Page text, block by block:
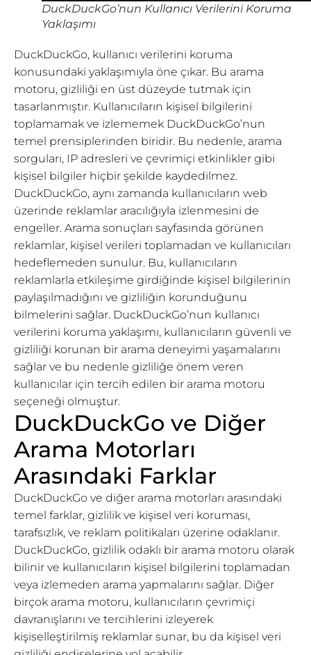
DuckDuckGo’nun Kullanıcı Verilerini Koruma
Yaklaşımı
DuckDuckGo, kullanıcı verilerini koruma
konusundaki yaklaşımıyla öne çıkar. Bu arama
motoru, gizliliği en üst düzeyde tutmak için
tasarlanmıştır. Kullanıcıların kişisel bilgilerini
toplamamak ve izlememek DuckDuckGo’nun
temel prensiplerinden biridir. Bu nedenle, arama
sorguları, IP adresleri ve çevrimiçi etkinlikler gibi
kişisel bilgiler hiçbir şekilde kaydedilmez.
DuckDuckGo, aynı zamanda kullanıcıların web
üzerinde reklamlar aracılığıyla izlenmesini de
engeller. Arama sonuçları sayfasında görünen
reklamlar, kişisel verileri toplamadan ve kullanıcıları
hedeflemeden sunulur. Bu, kullanıcıların
reklamlarla etkileşime girdiğinde kişisel bilgilerinin
paylaşılmadığını ve gizliliğin korunduğunu
bilmelerini sağlar. DuckDuckGo’nun kullanıcı
verilerini koruma yaklaşımı, kullanıcıların güvenli ve
gizliliği korunan bir arama deneyimi yaşamalarını
sağlar ve bu nedenle gizliliğe önem veren
kullanıcılar için tercih edilen bir arama motoru
seçeneği olmuştur.
DuckDuckGo ve Diğer
Arama Motorları
Arasındaki Farklar
DuckDuckGo ve diğer arama motorları arasındaki
temel farklar, gizlilik ve kişisel veri koruması,
tarafsızlık, ve reklam politikaları üzerine odaklanır.
DuckDuckGo, gizlilik odaklı bir arama motoru olarak
bilinir ve kullanıcıların kişisel bilgilerini toplamadan
veya izlemeden arama yapmalarını sağlar. Diğer
birçok arama motoru, kullanıcıların çevrimiçi
davranışlarını ve tercihlerini izleyerek
kişiselleştirilmiş reklamlar sunar, bu da kişisel veri